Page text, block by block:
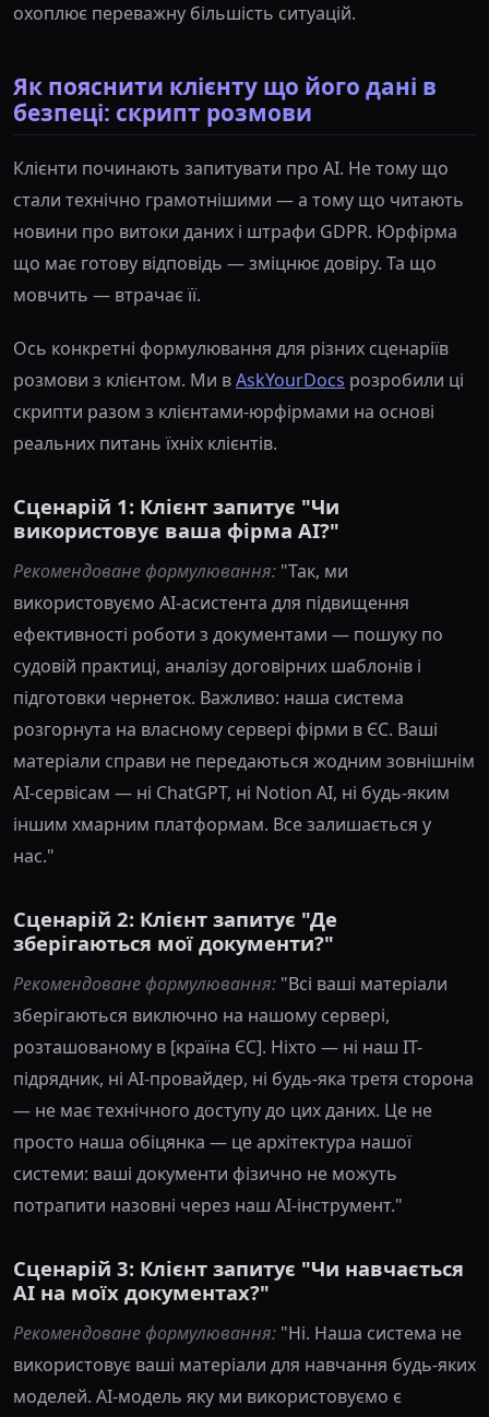
охоплює переважну більшість ситуацій.
Як пояснити клієнту що його дані в
безпеці: скрипт розмови
Клієнти починають запитувати про AI. Не тому що
стали технічно грамотнішими — а тому що читають
новини про витоки даних і штрафи GDPR. Юрфірма
що має готову відповідь — зміцнює довіру. Та що
мовчить — втрачає її.
Ось конкретні формулювання для різних сценаріїв
розмови з клієнтом. Ми вAskYourDocs розробили ці
скрипти разом з клієнтами-юрфірмами на основі
реальних питань їхніх клієнтів.
Сценарій 1: Клієнт запитує "Чи
використовує ваша фірма AI?"
Рекомендоване формулювання: "Так, ми
використовуємо AI-асистента для підвищення
ефективності роботи з документами — пошуку по
судовій практиці, аналізу договірних шаблонів і
підготовки чернеток. Важливо: наша система
розгорнута на власному сервері фірми в ЄС. Ваші
матеріали справи не передаються жодним зовнішнім
AI-сервісам — ні ChatGPT, ні Notion AI, ні будь-яким
іншим хмарним платформам. Все залишається у
нас."
Сценарій 2: Клієнт запитує "Де
зберігаються мої документи?"
Рекомендоване формулювання: "Всі ваші матеріали
зберігаються виключно на нашому сервері,
розташованому в [країна ЄС]. Ніхто — ні наш IT-
підрядник, ні AI-провайдер, ні будь-яка третя сторона
— не має технічного доступу до цих даних. Це не
просто наша обіцянка — це архітектура нашої
системи: ваші документи фізично не можуть
потрапити назовні через наш AI-інструмент."
Сценарій 3: Клієнт запитує "Чи навчається
AI на моїх документах?"
Рекомендоване формулювання: "Ні. Наша система не
використовує ваші матеріали для навчання будь-яких
моделей. AI-модель яку ми використовуємо є